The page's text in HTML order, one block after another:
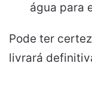
água para
Pode ter
livrará